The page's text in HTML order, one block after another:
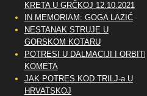
KRETA U GRČKOJ 12.10.2021
IN MEMORIAM: GOGA LAZIĆ
NESTANAK STRUJE U
GORSKOM KOTARU
POTRESI U DALMACIJI I ORBITE
KOMETA
JAK POTRES KOD TRILJ-a U
HRVATSKOJ